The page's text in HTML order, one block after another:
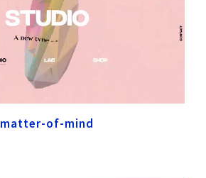
matter-of-mind